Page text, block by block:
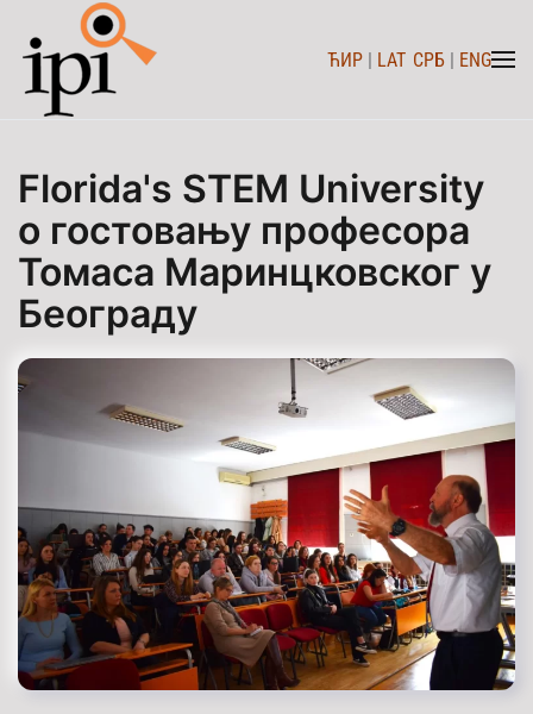
Skip to main content ЋИР | LAT СРБ | ENG
Florida's STEM University
о гостовању професора
Томаса Маринцковског у
Београду